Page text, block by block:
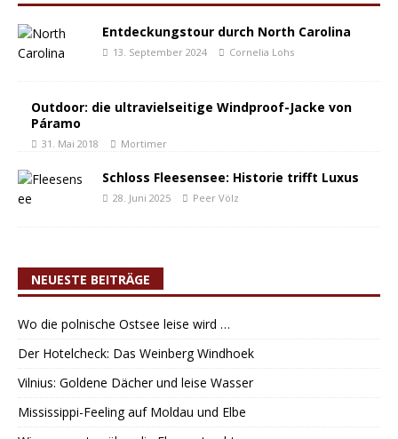
Entdeckungstour durch North Carolina
13. September 2024 Cornelia Lohs
Outdoor: die ultravielseitige Windproof-Jacke von
Páramo
31. Mai 2018 Mortimer
Schloss Fleesensee: Historie trifft Luxus
28. Juni 2025 Peer Völz
NEUESTE BEITRÄGE
Wo die polnische Ostsee leise wird …
Der Hotelcheck: Das Weinberg Windhoek
Vilnius: Goldene Dächer und leise Wasser
Mississippi-Feeling auf Moldau und Elbe